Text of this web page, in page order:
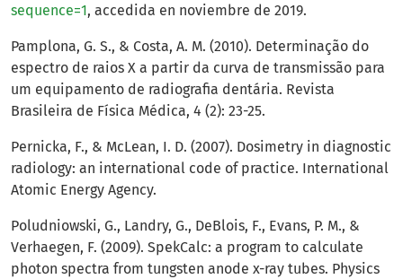
sequence=1, accedida en noviembre de 2019.
Pamplona, G. S., & Costa, A. M. (2010). Determinação do
espectro de raios X a partir da curva de transmissão para
um equipamento de radiografia dentária. Revista
Brasileira de Física Médica, 4 (2): 23-25.
Pernicka, F., & McLean, I. D. (2007). Dosimetry in diagnostic
radiology: an international code of practice. International
Atomic Energy Agency.
Poludniowski, G., Landry, G., DeBlois, F., Evans, P. M., &
Verhaegen, F. (2009). SpekCalc: a program to calculate
photon spectra from tungsten anode x-ray tubes. Physics